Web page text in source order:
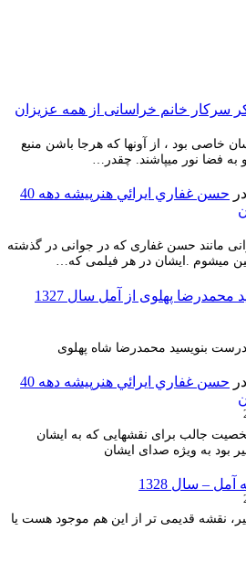
سرکار خانم خراسانی از همه عزیزان
خاصی بود ، از آونها که هرجا باشن منبع
به فضا نور میپاشند. چقدر…
در
حسن غفاري ايرائي هنرپيشه دهه 40
مانند حسن غفاری که در جوانی در گذشته
میشوم .ایشان در هر فیلمی که…
بازدید محمدرضا پهلوی از آمل سال 1327
بنویسید محمدرضا شاه پهلوی
در
حسن غفاري ايرائي هنرپيشه دهه 40
جالب برای نقشهایی که به ایشان
بود به ویژه صدای ایشان
– سال 1328
نقشه قدیمی تر از این هم موجود هست یا